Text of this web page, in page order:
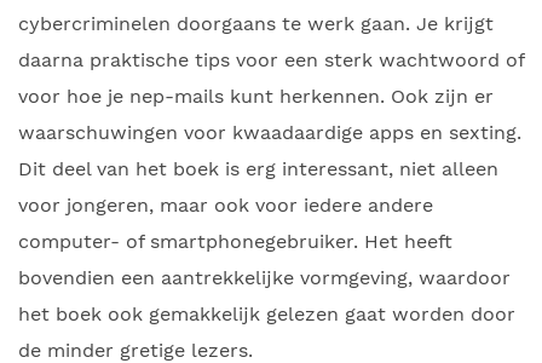
cybercriminelen doorgaans te werk gaan. Je krijgt
daarna praktische tips voor een sterk wachtwoord of
voor hoe je nep-mails kunt herkennen. Ook zijn er
waarschuwingen voor kwaadaardige apps en sexting.
Dit deel van het boek is erg interessant, niet alleen
voor jongeren, maar ook voor iedere andere
computer- of smartphonegebruiker. Het heeft
bovendien een aantrekkelijke vormgeving, waardoor
het boek ook gemakkelijk gelezen gaat worden door
de minder gretige lezers.